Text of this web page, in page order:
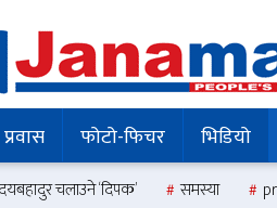
प्रवास फोटो-फिचर भिडियो
चलाउने ‘दिपक’ समस्या